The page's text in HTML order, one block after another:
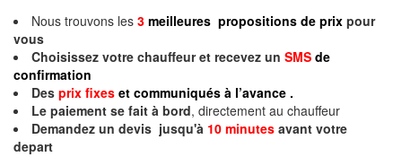
Nous trouvons les 3 meilleures propositions de prix pour
vous
Choisissez votre chauffeur et recevez un SMS de
confirmation
Des prix fixes et communiqués à l’avance .
Le paiement se fait à bord, directement au chauffeur
Demandez un devis jusqu'à 10 minutes avant votre
depart